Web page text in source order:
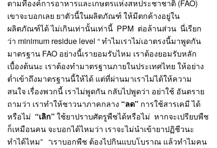
ตามที่องค์การอาหารและเกษตรแห่งสหประชาชาติ (FAO)
เขาจะบอกเลย ยาตัวนี้ในผลิตภัณฑ์ ให้มีตกค้างอยู่ใน
ผลิตภัณฑ์ได้ ไม่เกินเท่านั้นเท่านี้ PPM ต่อล้านส่วน นี่เรียก
ว่า minimum residue level “ ทำไมเราไม่เอาตรงนี้มาพูดกัน
มาตรฐาน FAO อย่างนี้เรายอมรับไหม เราต้องยอมรับหลัก
เบื้องต้นนะ เราต้องทำมาตรฐานภายในประเทศไทย ให้อย่าง
ต่ำเข้าถึงมาตรฐานนี้ให้ได้ แต่ที่ผ่านมาเราไม่ได้ให้ความ
สนใจ เรื่องพวกนี้ เราไม่พูดกัน กลับไปพูดว่า อย่าใช้ อันตราย
ถามว่า เราทำให้ชาวนาภาคกลาง “ลด” การใช้สารเคมี ได้
หรือไม่ “เลิก” ใช้ยาปราบศัตรูพืชได้หรือไม่ หากจะเปรียบพืช
ก็เหมือนคน จะบอกได้ไหมว่า เราจะไม่นำเข้ายาปฏิชีวนะ
ทำได้ไหม” “เราบอกพืช ต้องไปกินแบบโบราณ แล้วทำไมคน